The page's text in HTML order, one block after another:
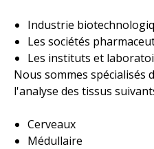
Industrie
Les sociétés
Les instituts et
Nous sommes spécialisés
l'analyse des tissus
Cerveaux
Médullaire